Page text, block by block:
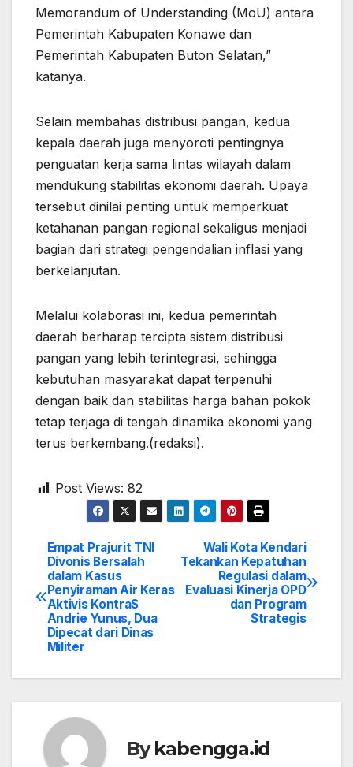
Memorandum of Understanding (MoU) antara
Pemerintah Kabupaten Konawe dan
Pemerintah Kabupaten Buton Selatan,”
katanya.
Selain membahas distribusi pangan, kedua
kepala daerah juga menyoroti pentingnya
penguatan kerja sama lintas wilayah dalam
mendukung stabilitas ekonomi daerah. Upaya
tersebut dinilai penting untuk memperkuat
ketahanan pangan regional sekaligus menjadi
bagian dari strategi pengendalian inflasi yang
berkelanjutan.
Melalui kolaborasi ini, kedua pemerintah
daerah berharap tercipta sistem distribusi
pangan yang lebih terintegrasi, sehingga
kebutuhan masyarakat dapat terpenuhi
dengan baik dan stabilitas harga bahan pokok
tetap terjaga di tengah dinamika ekonomi yang
terus berkembang.(redaksi).
Post Views: 82
Post
navigation
Wali Kota Kendari
Tekankan Kepatuhan
Regulasi dalam
Evaluasi Kinerja OPD
dan Program
Strategis
Empat Prajurit TNI
Divonis Bersalah
dalam Kasus
Penyiraman Air Keras
Aktivis KontraS
Andrie Yunus, Dua
Dipecat dari Dinas
Militer
Bykabengga.id